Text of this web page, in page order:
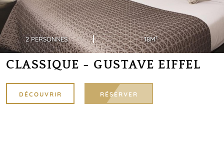
2 PERSONNES 18M²
CLASSIQUE - GUSTAVE EIFFEL
DÉCOUVRIR RÉSERVER